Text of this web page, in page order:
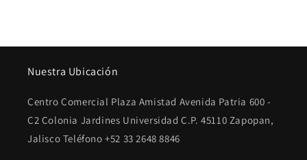
Nuestra Ubicación
Centro Comercial Plaza Amistad Avenida Patria 600 -
C2 Colonia Jardines Universidad C.P. 45110 Zapopan,
Jalisco Teléfono +52 33 2648 8846